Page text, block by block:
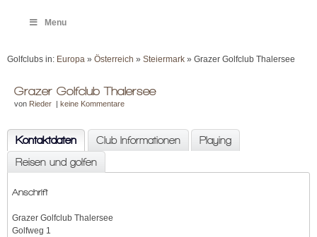
Menu
Golfclubs in: Europa » Österreich » Steiermark » Grazer Golfclub Thalersee
Grazer Golfclub Thalersee
von Rieder | keine Kommentare
Kontaktdaten Club Informationen
Playing
Reisen und golfen
Anschrift
Grazer Golfclub Thalersee
Golfweg 1